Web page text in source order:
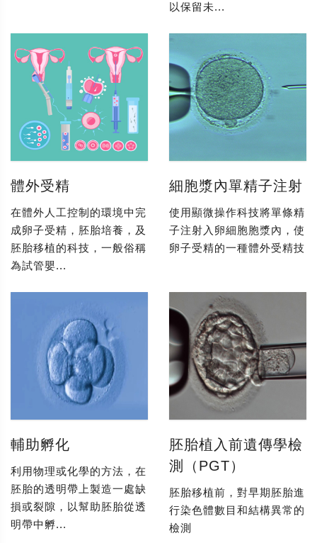
以保留未...
體外受精
在體外人工控制的環境中完
成卵子受精，胚胎培養，及
胚胎移植的科技，一般俗稱
為試管嬰...
細胞漿內單精子注射
使用顯微操作科技將單條精
子注射入卵細胞胞漿內，使
卵子受精的一種體外受精技
輔助孵化
利用物理或化學的方法，在
胚胎的透明帶上製造一處缺
損或裂隙，以幫助胚胎從透
明帶中孵...
胚胎植入前遺傳學檢
測（PGT）
胚胎移植前，對早期胚胎進
行染色體數目和結構異常的
檢測